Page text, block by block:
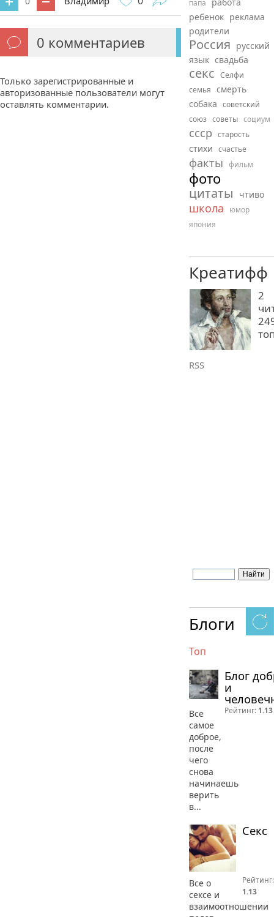
0 комментариев
Только зарегистрированные и
авторизованные пользователи могут
оставлять комментарии.
Креатифф
2
RSS
папа
ребенок реклама
родители
Россия русский
язык свадьба
секс Селфи
семья смерть
собака советский
союз советы социум
ссср старость
стихи счастье
факты фильм
фото
цитаты чтиво
школа
юмор
япония
Блоги
Топ
Блог
и
Все
самое
доброе,
после
чего
снова
начинаешь
верить
в...
Рейтинг: 1.13
Секс
Все о
сексе и
взаимоотношении
Рейтинг:
1.13